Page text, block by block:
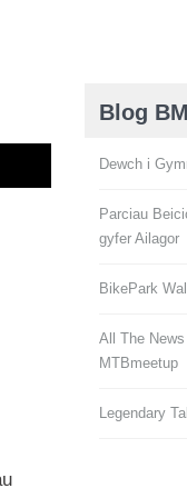
Blog
Dewch i
Parciau
gyfer Ailagor
BikePark
All The
MTBmeetup
Legendary